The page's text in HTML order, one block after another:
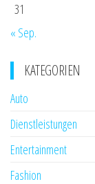
31
« Sep.
KATEGORIEN
Auto
Dienstleistungen
Entertainment
Fashion